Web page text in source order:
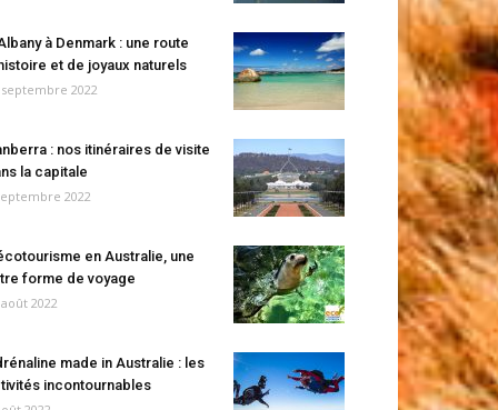
à Denmark : une route
et de joyaux naturels
2022
: nos itinéraires de visite
la capitale
2022
en Australie, une
forme de voyage
2022
made in Australie : les
incontournables